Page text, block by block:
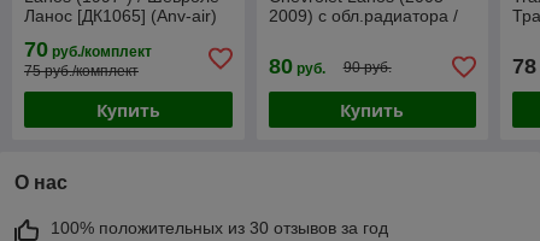
Ланос [ДК1065] (Anv-air)
70 руб./комплект
75 руб./комплект
Купить
2009) с обл.радиатора /
VT52
80руб. 90 руб.
Купить
78
О нас
100% положительных из 30 отзывов за год